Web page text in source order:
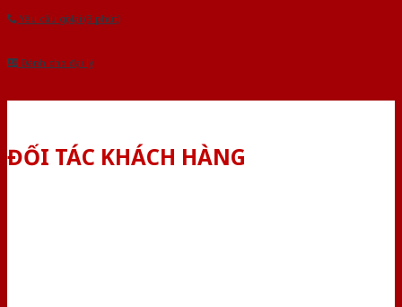
Yêu cầu gọi lại (3 phút)
Dành cho đại lý
ĐỐI TÁC KHÁCH HÀNG